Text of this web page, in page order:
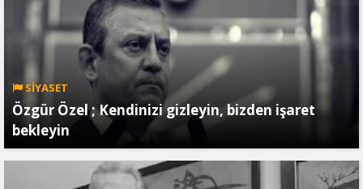
SİYASET
Özgür Özel ; Kendinizi gizleyin, bizden işaret
bekleyin